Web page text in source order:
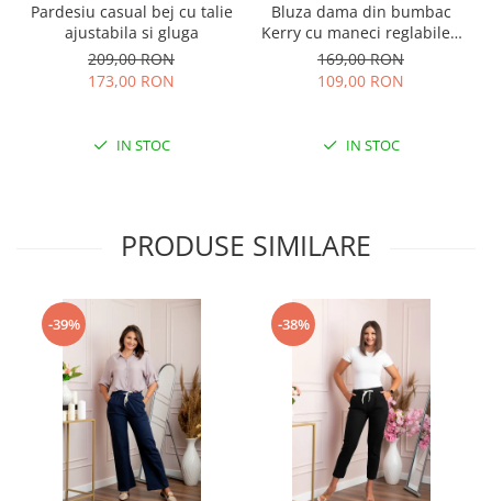
Pardesiu casual bej cu talie
ajustabila si gluga
209,00 RON
173,00 RON
IN STOC
Bluza dama din bumbac
Kerry cu maneci reglabile -
Verde
169,00 RON
109,00 RON
IN STOC
PRODUSE SIMILARE
-39% -38%